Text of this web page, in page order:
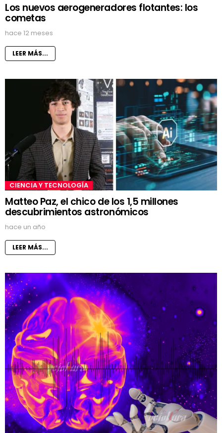
Los nuevos aerogeneradores flotantes: los
cometas
hace 12 meses
LEER MÁS...
CIENCIA Y TECNOLOGÍA
Matteo Paz, el chico de los 1,5 millones
descubrimientos astronómicos
hace un año
LEER MÁS...